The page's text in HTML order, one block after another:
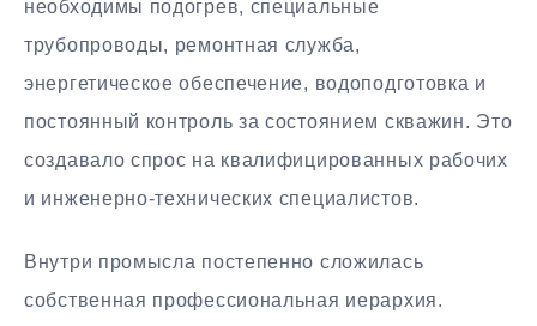
необходимы подогрев, специальные
трубопроводы, ремонтная служба,
энергетическое обеспечение, водоподготовка и
постоянный контроль за состоянием скважин. Это
создавало спрос на квалифицированных рабочих
и инженерно-технических специалистов.
Внутри промысла постепенно сложилась
собственная профессиональная иерархия.